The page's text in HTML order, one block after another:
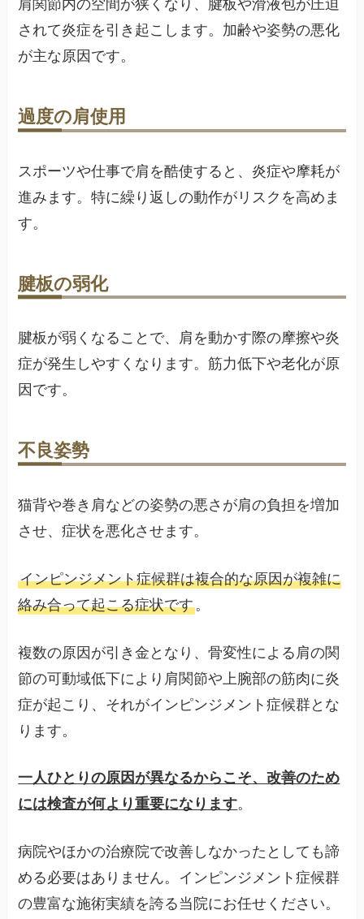
肩関節内の空間が狭くなり、腱板や滑液包が圧迫
されて炎症を引き起こします。加齢や姿勢の悪化
が主な原因です。
過度の肩使用
スポーツや仕事で肩を酷使すると、炎症や摩耗が
進みます。特に繰り返しの動作がリスクを高めま
す。
腱板の弱化
腱板が弱くなることで、肩を動かす際の摩擦や炎
症が発生しやすくなります。筋力低下や老化が原
因です。
不良姿勢
猫背や巻き肩などの姿勢の悪さが肩の負担を増加
させ、症状を悪化させます。
インピンジメント症候群は複合的な原因が複雑に
絡み合って起こる症状です。
複数の原因が引き金となり、骨変性による肩の関
節の可動域低下により肩関節や上腕部の筋肉に炎
症が起こり、それがインピンジメント症候群とな
ります。
一人ひとりの原因が異なるからこそ、改善のため
には検査が何より重要になります。
病院やほかの治療院で改善しなかったとしても諦
める必要はありません。インピンジメント症候群
の豊富な施術実績を誇る当院にお任せください。